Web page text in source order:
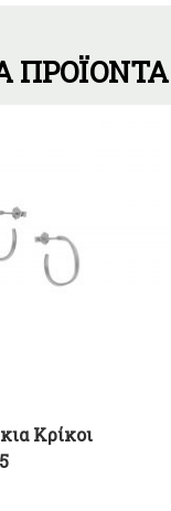
ΠΡΟΪΌΝΤΑ
Κρίκοι